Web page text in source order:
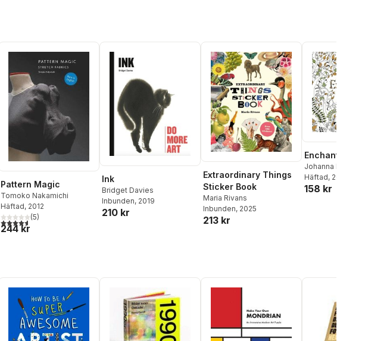
Pattern Magic
Tomoko Nakamichi
Häftad, 2012
4,6utav 5 stjärnor. Totalt antal röster:
(5)
244 kr
Ink
Bridget Davies
Inbunden, 2019
210 kr
Extraordinary Things
Sticker Book
Maria Rivans
Inbunden, 2025
213 kr
Enchanted
Johanna Basford
Häftad, 2025
158 kr